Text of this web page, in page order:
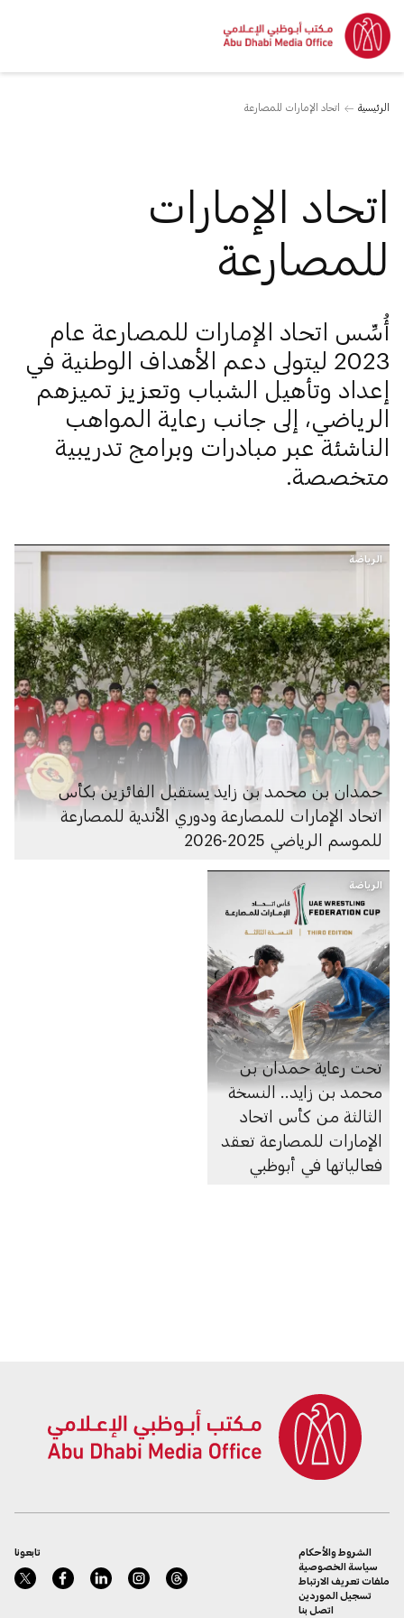
الرئيسية اتحاد الإمارات للمصارعة
اتحاد الإمارات
للمصارعة
أُسِّس اتحاد الإمارات للمصارعة عام
2023 ليتولى دعم الأهداف الوطنية في
إعداد وتأهيل الشباب وتعزيز تميزهم
الرياضي، إلى جانب رعاية المواهب
الناشئة عبر مبادرات وبرامج تدريبية
متخصصة.
الرياضة
حمدان بن محمد بن زايد يستقبل الفائزين بكأس
اتحاد الإمارات للمصارعة ودوري الأندية للمصارعة
للموسم الرياضي 2025-2026
الرياضة
تحت رعاية حمدان بن
محمد بن زايد.. النسخة
الثالثة من كأس اتحاد
الإمارات للمصارعة تعقد
فعالياتها في أبوظبي
تابعونا
الشروط والأحكام
سياسة الخصوصية
ملفات تعريف الارتباط
تسجيل الموردين
اتصل بنا